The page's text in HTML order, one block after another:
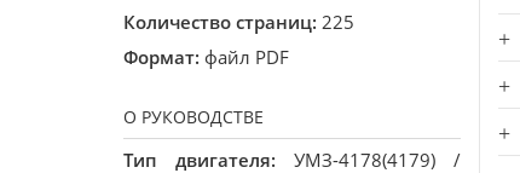
Количество страниц: 225
Формат: файл PDF
О РУКОВОДСТВЕ
Тип двигателя: УМЗ-4178(4179) /